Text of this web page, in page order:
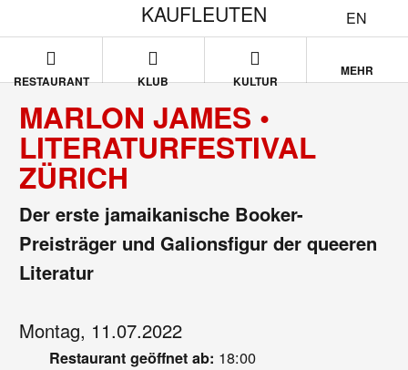
EN
KAUFLEUTEN
RESTAURANT KLUB KULTUR
MEHR
MARLON JAMES •
LITERATURFESTIVAL
ZÜRICH
Der erste jamaikanische Booker-
Preisträger und Galionsfigur der queeren
Literatur
Montag, 11.07.2022
Restaurant geöffnet ab: 18:00